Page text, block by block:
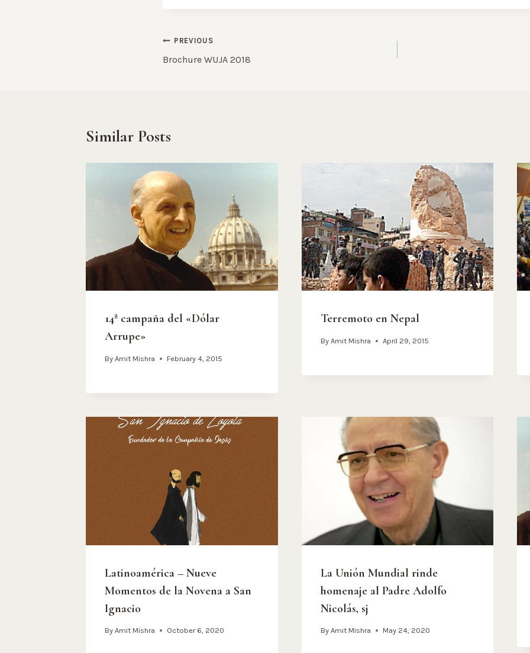
Post
navigation
PREVIOUS
Brochure WUJA 2018
Similar Posts
14ª campaña del «Dólar
Arrupe»
By Amit Mishra February 4, 2015
Terremoto en Nepal
By Amit Mishra April 29, 2015
Latinoamérica – Nueve
Momentos de la Novena a San
Ignacio
By Amit Mishra October 6, 2020
La Unión Mundial rinde
homenaje al Padre Adolfo
Nicolás, sj
By Amit Mishra May 24, 2020